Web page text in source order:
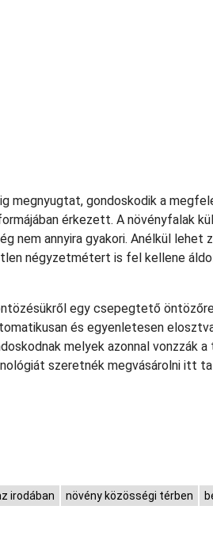
megnyugtat, gondoskodik a
érkezett. A növényfalak
nem annyira gyakori. Anélkül lehet
négyzetmétert is fel kellene
egy csepegtető
és egyenletesen
melyek azonnal vonzzák
szeretnék megvásárolni itt
irodában növény közösségi térben